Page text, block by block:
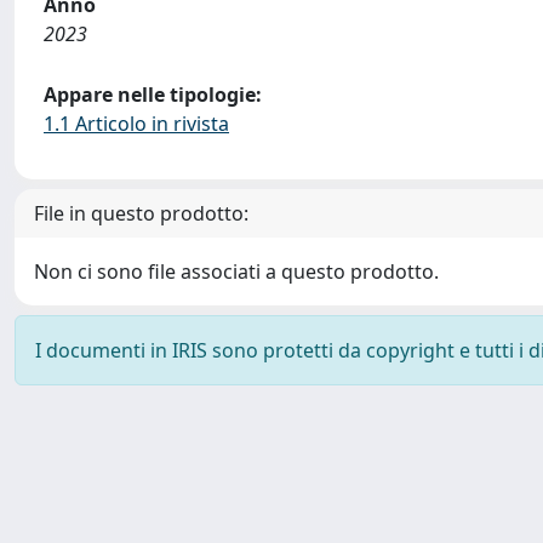
2023
Appare nelle tipologie:
1.1 Articolo in rivista
File in questo prodotto:
Non ci sono file associati a questo prodotto.
I documenti in IRIS sono protetti da copyright e tutti i